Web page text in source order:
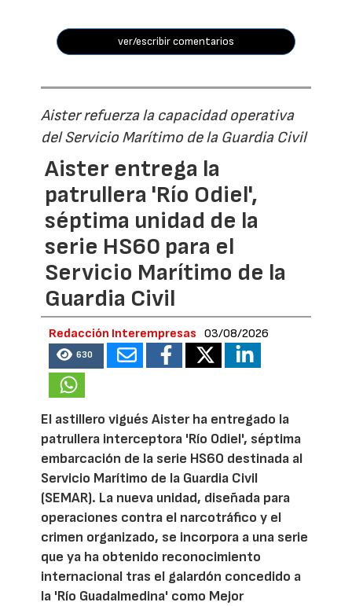
ver/escribir comentarios
Aister refuerza la capacidad operativa
del Servicio Marítimo de la Guardia Civil
Aister entrega la
patrullera 'Río Odiel',
séptima unidad de la
serie HS60 para el
Servicio Marítimo de la
Guardia Civil
Redacción Interempresas 03/08/2026
630
El astillero vigués Aister ha entregado la
patrullera interceptora 'Río Odiel', séptima
embarcación de la serie HS60 destinada al
Servicio Marítimo de la Guardia Civil
(SEMAR). La nueva unidad, diseñada para
operaciones contra el narcotráfico y el
crimen organizado, se incorpora a una serie
que ya ha obtenido reconocimiento
internacional tras el galardón concedido a
la 'Río Guadalmedina' como Mejor